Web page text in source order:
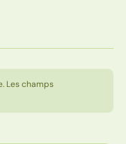
Les champs